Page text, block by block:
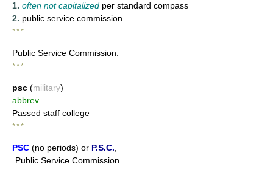
1. often not capitalized per standard compass
2. public service commission
* * *
Public Service Commission.
* * *
psc (military)
abbrev
Passed staff college
* * *
PSC (no periods) or P.S.C.
Public Service Commission.